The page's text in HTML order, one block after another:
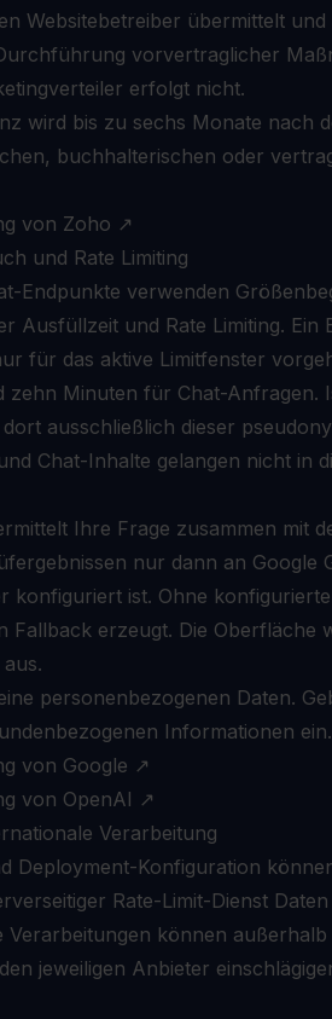
Websitebetreiber übermittelt
vorvertraglicher
erfolgt nicht.
wird bis zu sechs Monate nach
buchhalterischen oder
von Zoho ↗
und Rate Limiting
Endpunkte verwenden
Ausfüllzeit und Rate Limiting.
für das aktive Limitfenster
zehn Minuten für Chat-Anfragen.
ausschließlich dieser
Chat-Inhalte gelangen nicht in
Ihre Frage zusammen mit
nur dann an Google
konfiguriert ist. Ohne
Fallback erzeugt. Die
personenbezogenen Daten.
Informationen ein.
von Google ↗
von OpenAI ↗
Verarbeitung
Deployment-Konfiguration
Rate-Limit-Dienst
Verarbeitungen können
jeweiligen Anbieter